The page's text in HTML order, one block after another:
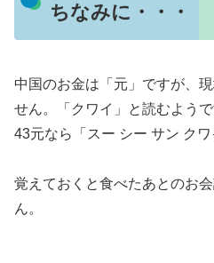
ちなみに・・・
中国のお金は「元」ですが、
せん。「クワイ」と読むようで
43元なら「スー シー サン クワ
覚えておくと食べたあとのお
ん。